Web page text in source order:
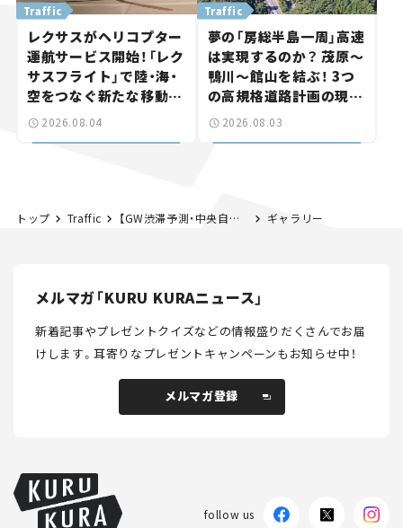
レクサスがヘリコプター
運航サービス開始！「レク
サスフライト」で陸・海・
空をつなぐ新たな移動体
験とは
Traffic
2026.08.04
夢の「房総半島一周」高速
は実現するのか？ 茂原～
鴨川～館山を結ぶ！ 3つ
の高規格道路計画の現
状。「館山鴨川道路」で検
Traffic
2026.08.03
トップ Traffic 【GW渋滞予測・中央自動車道】5月3日5時頃 相模湖IC付近（下り）で最大45kmの渋滞！4日6時頃も40kmの渋滞に注意！ ギャラリー
メルマガ「KURU KURAニュース」
新着記事やプレゼントクイズなどの情報盛りだくさんでお届
けします。耳寄りなプレゼントキャンペーンもお知らせ中！
メルマガ登録
follow us